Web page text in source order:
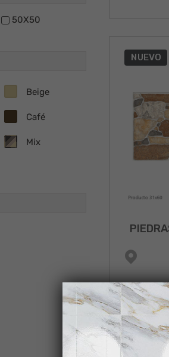
50X50
Beige
Café
Mix
NUEVO
NUEVO